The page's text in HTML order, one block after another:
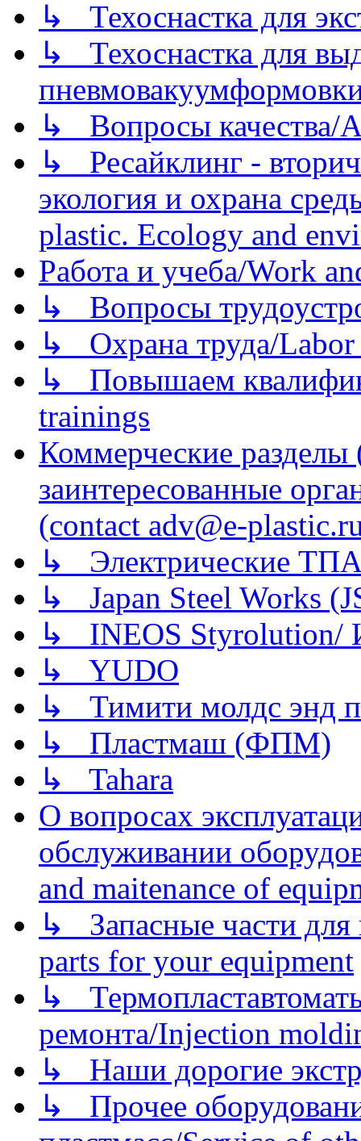
↳ Техоснастка для
↳ Техоснастка для
↳ Вопросы качества/
↳ Ресайклинг -
экология и охрана
plastic. Ecology and
Работа и учеба/Work
↳ Вопросы
↳ Охрана труда/Labor
↳ Повышаем
trainings
Коммерческие
заинтересованные
(contact adv@e-
↳ Электрические
↳ Japan Steel Works
↳ INEOS
↳ YUDO
↳ Тимити молдс энд
↳ Пластмаш (ФПМ)
↳ Tahara
О вопросах
обслуживании
and maitenance of
↳ Запасные части для
parts for your equipment
↳
ремонта/Injection
↳ Наши дорогие
↳ Прочее